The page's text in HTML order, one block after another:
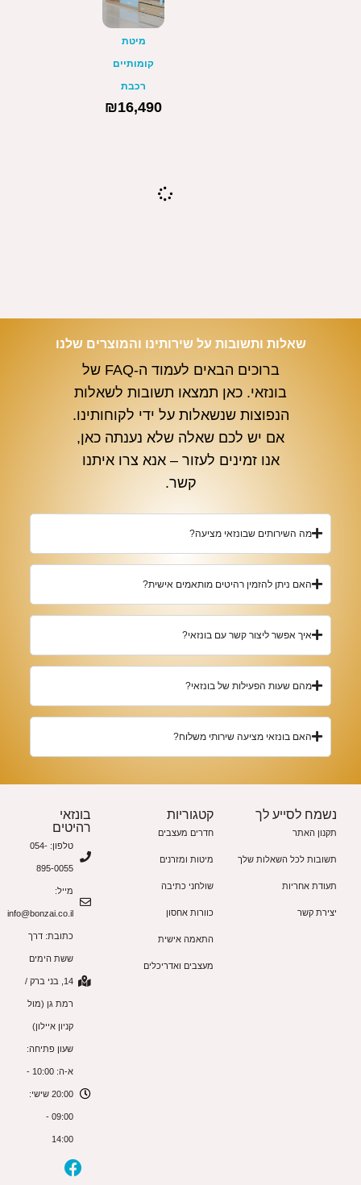
מיטת
קומותיים
רכבת
₪16,490
שאלות ותשובות על שירותינו והמוצרים שלנו
ברוכים הבאים לעמוד ה-FAQ של
בונזאי. כאן תמצאו תשובות לשאלות
הנפוצות שנשאלות על ידי לקוחותינו.
אם יש לכם שאלה שלא נענתה כאן,
אנו זמינים לעזור – אנא צרו איתנו
קשר.
מה השירותים שבונזאי מציעה?
האם ניתן להזמין רהיטים מותאמים אישית?
איך אפשר ליצור קשר עם בונזאי?
מהם שעות הפעילות של בונזאי?
האם בונזאי מציעה שירותי משלוח?
נשמח לסייע לך
תקנון האתר
תשובות לכל השאלות שלך
תעודת אחריות
יצירת קשר
קטגוריות
חדרים מעצבים
מיטות ומזרנים
שולחני כתיבה
כוורות אחסון
התאמה אישית
מעצבים ואדריכלים
בונזאי
רהיטים
טלפון: 054-
895-0055
מייל:
info@bonzai.co.il
כתובת: דרך
ששת הימים
14, בני ברק /
רמת גן (מול
קניון איילון)
שעון פתיחה:
א-ה: 10:00 -
20:00 שישי:
09:00 -
14:00